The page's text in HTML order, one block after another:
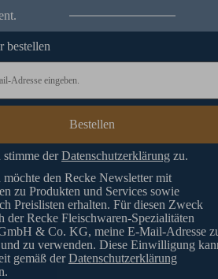
bestellen
stimme derDatenschutzerklärung zu.
möchte den Recke Newsletter mit
zu Produkten und Services sowie
Preislisten erhalten. Für diesen Zweck
der Recke Fleischwaren-Spezialitäten
& Co. KG, meine E-Mail-Adresse
zu verwenden. Diese Einwilligung
gemäß derDatenschutzerklärung